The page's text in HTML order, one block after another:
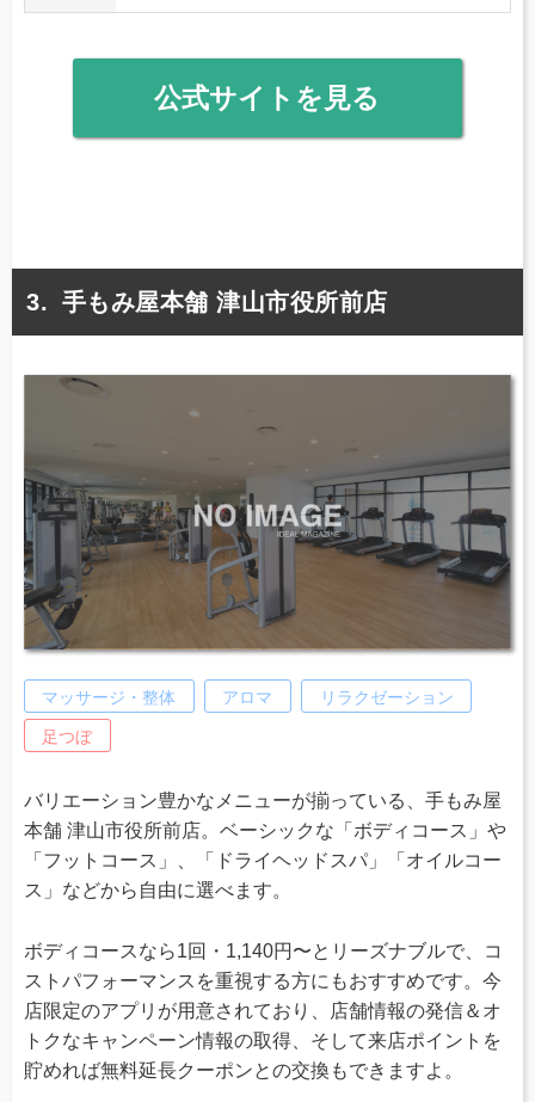
公式サイトを見る
手もみ屋本舗 津山市役所前店
マッサージ・整体 アロマ リラクゼーション
足つぼ
バリエーション豊かなメニューが揃っている、手もみ屋
本舗 津山市役所前店。ベーシックな「ボディコース」や
「フットコース」、「ドライヘッドスパ」「オイルコー
ス」などから自由に選べます。
ボディコースなら1回・1,140円〜とリーズナブルで、コ
ストパフォーマンスを重視する方にもおすすめです。今
店限定のアプリが用意されており、店舗情報の発信＆オ
トクなキャンペーン情報の取得、そして来店ポイントを
貯めれば無料延長クーポンとの交換もできますよ。